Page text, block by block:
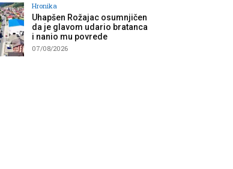
Hronika
Uhapšen Rožajac osumnjičen
da je glavom udario bratanca
i nanio mu povrede
07/08/2026